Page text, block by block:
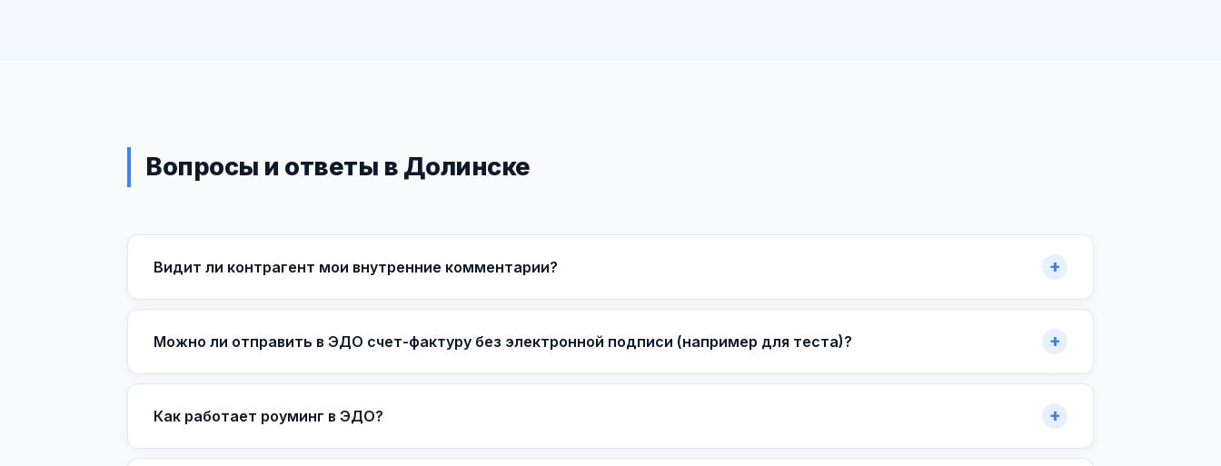
Вопросы и ответы в Долинске
Видит ли контрагент мои внутренние комментарии?
Можно ли отправить в ЭДО счет-фактуру без электронной подписи (например для теста)?
Как работает роуминг в ЭДО?